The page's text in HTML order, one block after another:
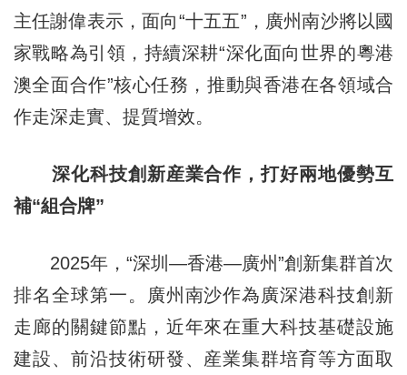
主任謝偉表示，面向“十五五”，廣州南沙將以國
家戰略為引領，持續深耕“深化面向世界的粵港
澳全面合作”核心任務，推動與香港在各領域合
作走深走實、提質增效。
深化科技創新産業合作，打好兩地優勢互
補“組合牌”
2025年，“深圳—香港—廣州”創新集群首次
排名全球第一。廣州南沙作為廣深港科技創新
走廊的關鍵節點，近年來在重大科技基礎設施
建設、前沿技術研發、産業集群培育等方面取